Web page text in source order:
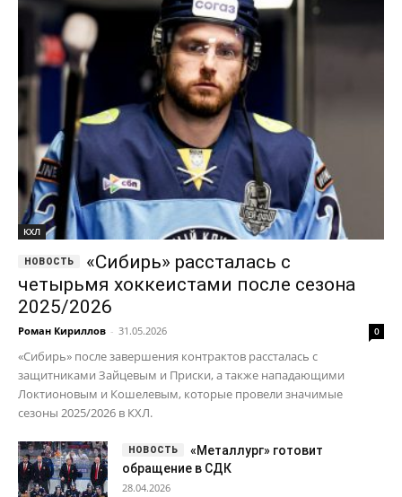
КХЛ
«Сибирь» рассталась с
четырьмя хоккеистами после сезона
2025/2026
Роман Кириллов - 31.05.2026 0
«Сибирь» после завершения контрактов рассталась с
защитниками Зайцевым и Приски, а также нападающими
Локтионовым и Кошелевым, которые провели значимые
сезоны 2025/2026 в КХЛ.
«Металлург» готовит
обращение в СДК
28.04.2026